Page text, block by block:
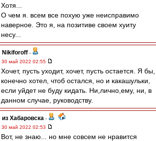
Хотя...
О чем я. всем все похую уже неисправимо
наверное. Это я, на позитиве своем хуиту
несу...
Nikiforoff -
30 май 2022 02:55
Хочет, пусть уходит, хочет, пусть остается. Я бы,
конечно хотел, чтоб остался, но и какашульки,
если уйдет не буду кидать. Ни,лично,ему, ни, в
данном случае, руководству.
из Хабаровска -
30 май 2022 02:53
Вот, не знаю... но мне совсем не нравится